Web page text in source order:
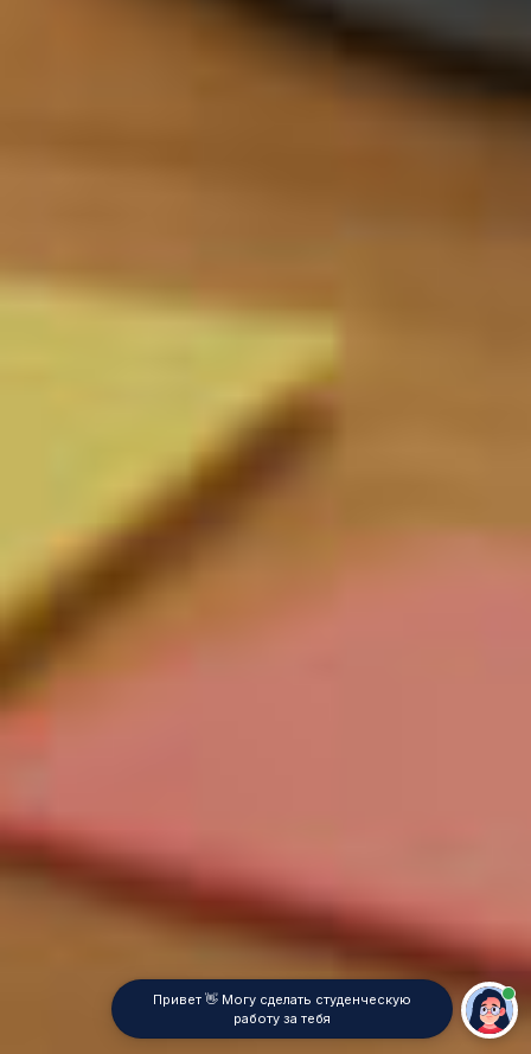
Привет 👋 Могу сделать студенческую
работу за тебя